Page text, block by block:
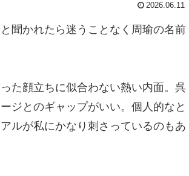
2026.06.11
聞かれたら迷うことなく周瑜の名前
た顔立ちに似合わない熱い内面。呉
ジとのギャップがいい。個人的なと
ルが私にかなり刺さっているのもあ